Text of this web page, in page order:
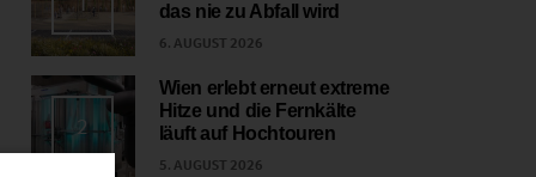
das nie zu Abfall wird
6. AUGUST 2026
2
Wien erlebt erneut extreme
Hitze und die Fernkälte
läuft auf Hochtouren
5. AUGUST 2026